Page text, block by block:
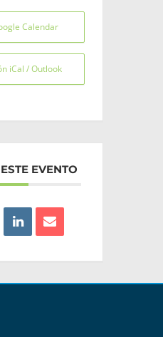
Calendar
iCal / Outlook
EVENTO